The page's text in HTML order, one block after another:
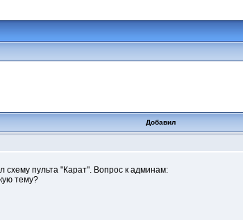
Добавил
пульта "Карат". Вопрос к админам:
тему?